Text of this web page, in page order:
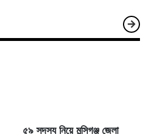
৫৯ সদস্য নিয়ে মুন্সিগঞ্জ জেলা